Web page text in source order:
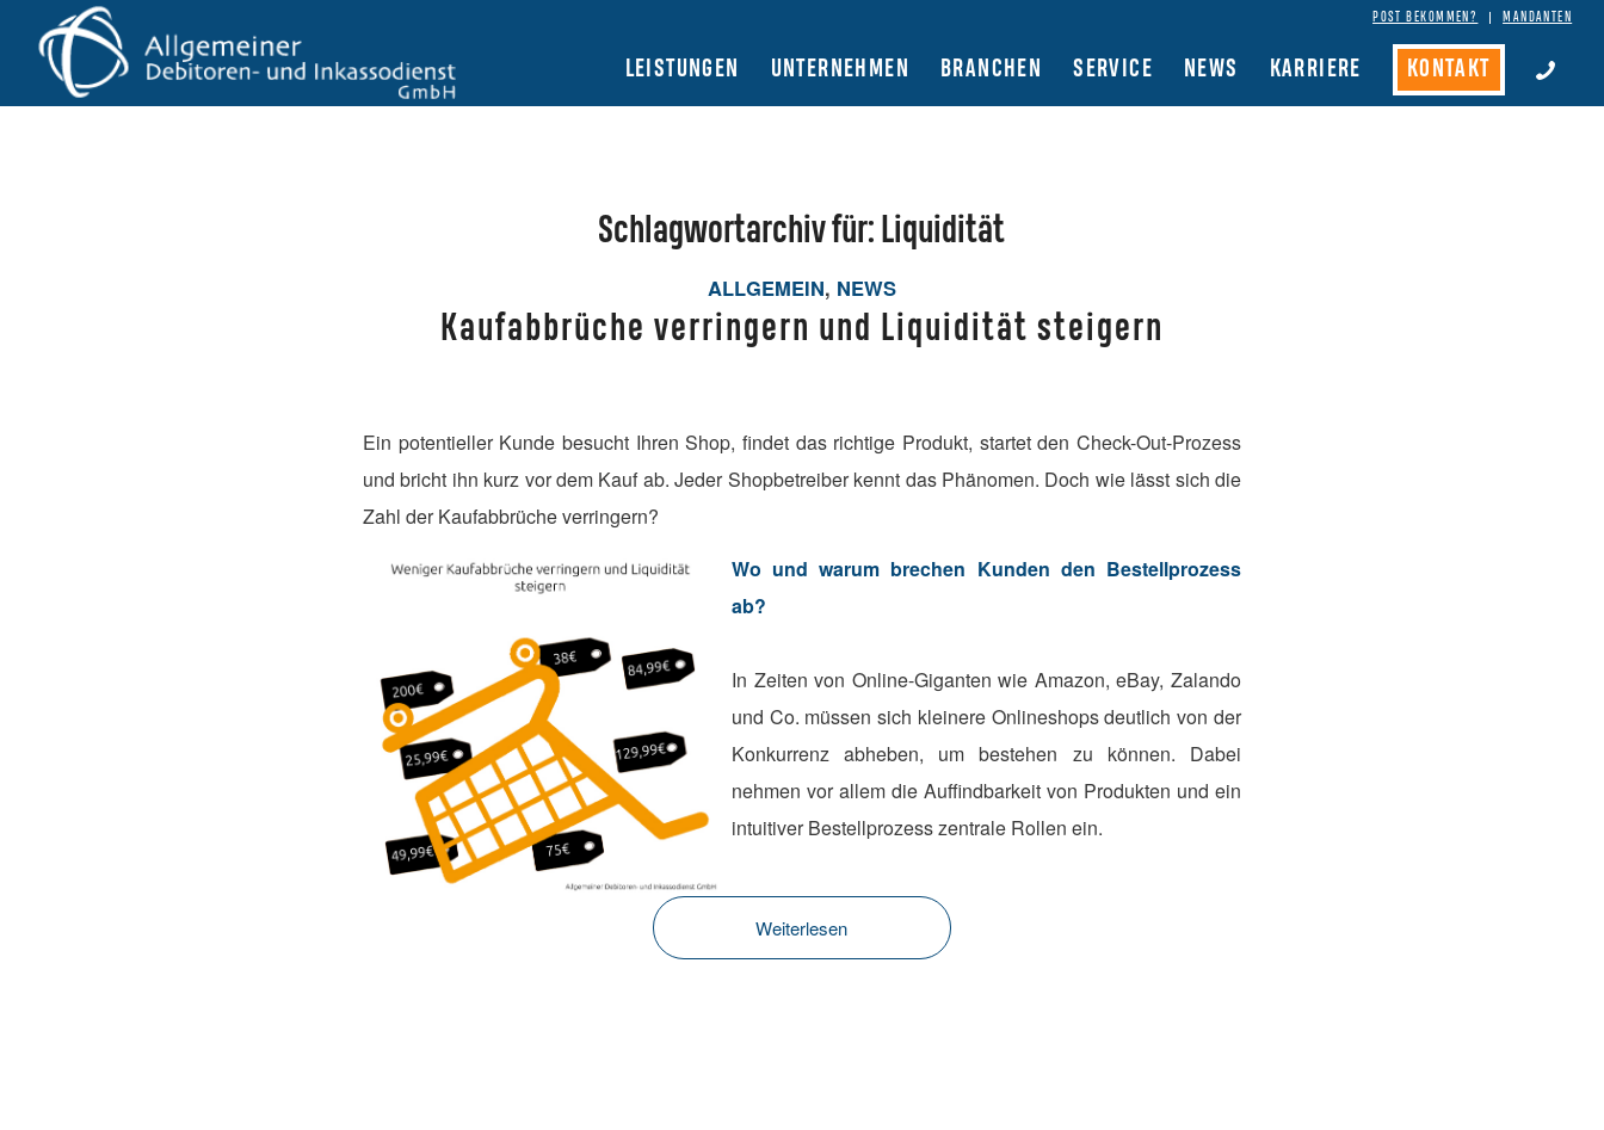
POST BEKOMMEN? MANDANTEN
LEISTUNGEN UNTERNEHMEN BRANCHEN SERVICE NEWS KARRIERE KONTAKT
Schlagwortarchiv für: Liquidität
ALLGEMEIN, NEWS
Kaufabbrüche verringern und Liquidität steigern
Ein potentieller Kunde besucht Ihren Shop, findet das richtige Produkt, startet den Check-Out-Prozess
und bricht ihn kurz vor dem Kauf ab. Jeder Shopbetreiber kennt das Phänomen. Doch wie lässt sich die
Zahl der Kaufabbrüche verringern?
Wo und warum brechen Kunden den Bestellprozess
ab?
In Zeiten von Online-Giganten wie Amazon, eBay, Zalando
und Co. müssen sich kleinere Onlineshops deutlich von der
Konkurrenz abheben, um bestehen zu können. Dabei
nehmen vor allem die Auffindbarkeit von Produkten und ein
intuitiver Bestellprozess zentrale Rollen ein.
Weiterlesen